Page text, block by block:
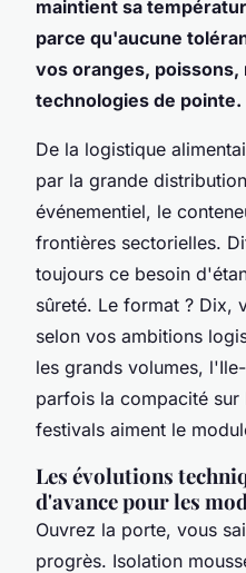
maintient sa
parce qu'aucune
vos oranges, poissons,
technologies de pointe.
De la logistique
par la grande
événementiel, le
frontières sectorielles.
toujours ce besoin
sûreté. Le format ? Dix,
selon vos ambitions
les grands volumes,
parfois la compacité sur
festivals aiment le
Les évolutions
d'avance pour les
Ouvrez la porte, vous
progrès. Isolation